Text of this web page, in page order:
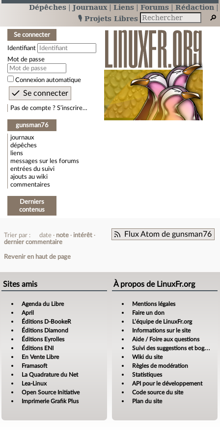
Dépêches Journaux Liens Forums
Rédaction
🎙️ Projets Libres
Se connecter
Identifiant
Mot de passe
Connexion automatique
Pas de compte ? S’inscrire…
gunsman76
journaux
dépêches
liens
messages sur les forums
entrées du suivi
ajouts au wiki
commentaires
Derniers
contenus
Flux Atom de gunsman76
Trier par : date note
intérêt
dernier commentaire
Revenir en haut de page
Sites amis
Agenda du Libre
April
Éditions D-BookeR
Éditions Diamond
Éditions Eyrolles
Éditions ENI
En Vente Libre
Framasoft
La Quadrature du Net
Lea-Linux
Open Source Initiative
Imprimerie Grafik Plus
À propos de LinuxFr.org
Mentions légales
Faire un don
L’équipe de LinuxFr.org
Informations sur le site
Aide / Foire aux questions
Suivi des suggestions et bogues
Wiki du site
Règles de modération
Statistiques
API pour le développement
Code source du site
Plan du site